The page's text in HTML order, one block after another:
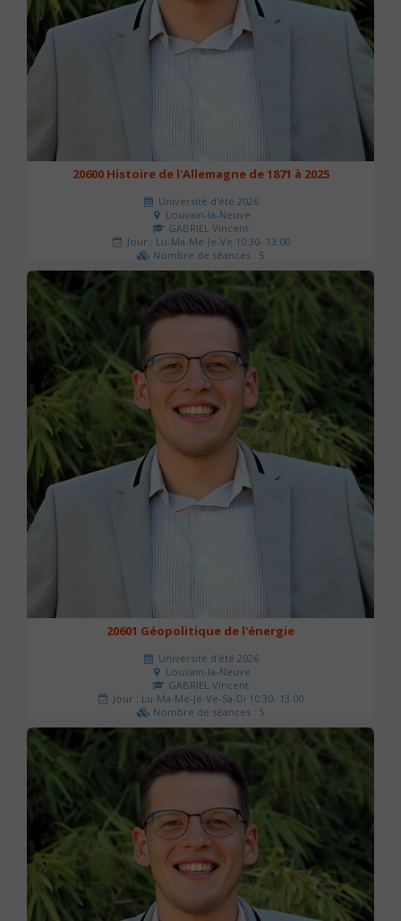
20600 Histoire de l'Allemagne de 1871 à 2025
Université d'été 2026
Louvain-la-Neuve
GABRIEL Vincent
Jour : Lu-Ma-Me-Je-Ve 10:30- 13:00
Nombre de séances : 5
120 €
20601 Géopolitique de l'énergie
Université d'été 2026
Louvain-la-Neuve
GABRIEL Vincent
Jour : Lu-Ma-Me-Je-Ve-Sa-Di 10:30- 13:00
Nombre de séances : 5
120 €